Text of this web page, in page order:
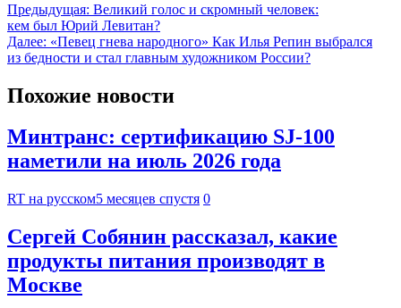
Предыдущая: Великий голос и скромный человек:
кем был Юрий Левитан?
Далее: «Певец гнева народного» Как Илья Репин выбрался
из бедности и стал главным художником России?
Похожие новости
Минтранс: сертификацию SJ-100
наметили на июль 2026 года
RT на русском5 месяцев спустя 0
Сергей Собянин рассказал, какие
продукты питания производят в
Москве